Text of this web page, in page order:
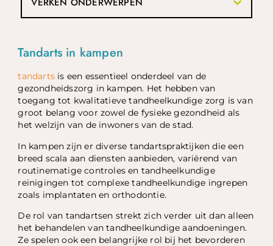
Tandarts in kampen
tandarts is een essentieel onderdeel van de
gezondheidszorg in kampen. Het hebben van
toegang tot kwalitatieve tandheelkundige zorg is van
groot belang voor zowel de fysieke gezondheid als
het welzijn van de inwoners van de stad.
In kampen zijn er diverse tandartspraktijken die een
breed scala aan diensten aanbieden, variërend van
routinematige controles en tandheelkundige
reinigingen tot complexe tandheelkundige ingrepen
zoals implantaten en orthodontie.
De rol van tandartsen strekt zich verder uit dan alleen
het behandelen van tandheelkundige aandoeningen.
Ze spelen ook een belangrijke rol bij het bevorderen